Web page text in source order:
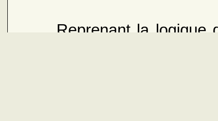
Reprenant la logique